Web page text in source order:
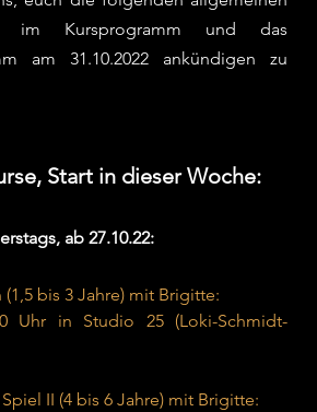
im Kursprogramm und das
am 31.10.2022 ankündigen zu
Start in dieser Woche:
ab 27.10.22:
bis 3 Jahre) mit Brigitte:
Uhr in Studio 25 (Loki-Schmidt-
II (4 bis 6 Jahre) mit Brigitte: